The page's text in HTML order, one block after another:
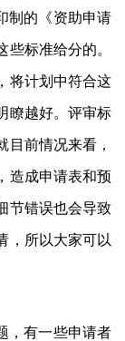
制的《资助申请
标准给分的。
将计划中符合这
瞭越好。评审标
目前情况来看，
造成申请表和预
节错误也会导致
，所以大家可以
，有一些申请者